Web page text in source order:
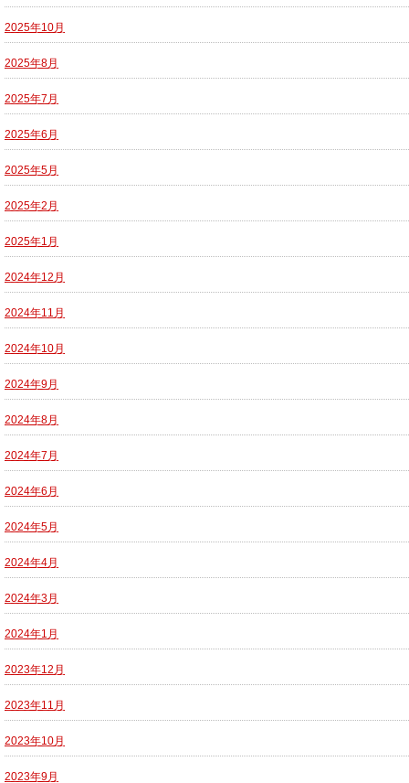
2025年10月
2025年8月
2025年7月
2025年6月
2025年5月
2025年2月
2025年1月
2024年12月
2024年11月
2024年10月
2024年9月
2024年8月
2024年7月
2024年6月
2024年5月
2024年4月
2024年3月
2024年1月
2023年12月
2023年11月
2023年10月
2023年9月